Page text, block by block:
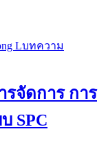
Lบทความ
รจัดการ การ
SPC